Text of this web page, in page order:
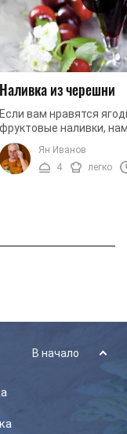
Наливка из черешни
Если вам нравятся
фруктовые наливки,
стоит попробовать
черешни. Приготовить
ароматный напиток вы
Ян Иванов
4
легко
В начало